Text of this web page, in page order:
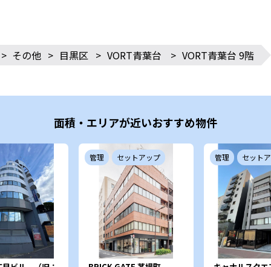
> その他 > 目黒区 > VORT青葉台 > VORT青葉台 9階
面積・エリアが近いおすすめ物件
管理 セットアップ 管理 セット